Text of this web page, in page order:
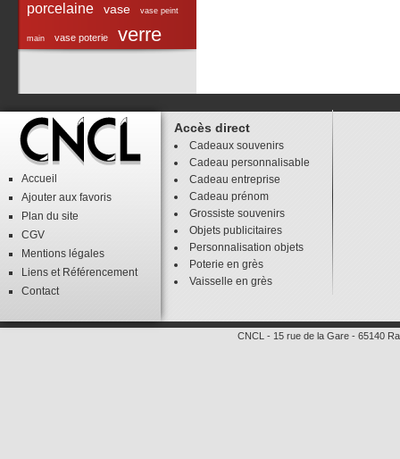
porcelaine
vase vase peint
main vase poterie verre
Accueil
Ajouter aux favoris
Plan du site
CGV
Mentions légales
Liens et Référencement
Contact
Accès direct
Cadeaux souvenirs
Cadeau personnalisable
Cadeau entreprise
Cadeau prénom
Grossiste souvenirs
Objets publicitaires
Personnalisation objets
Poterie en grès
Vaisselle en grès
CNCL - 15 rue de la Gare - 65140